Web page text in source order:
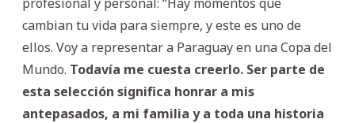
cambian tu vida para siempre, y este es uno de
ellos. Voy a representar a Paraguay en una Copa del
Mundo. Todavía me cuesta creerlo. Ser parte de
esta selección significa honrar a mis
antepasados, a mi familia y a toda una historia